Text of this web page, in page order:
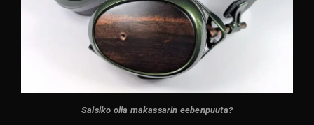
Saisiko olla makassarin eebenpuuta?